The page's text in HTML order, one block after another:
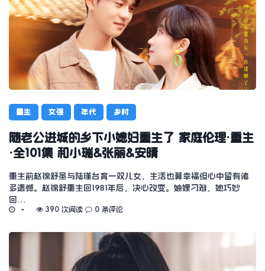
重生 女强 年代 乡村
随老公进城的乡下小媳妇重生了 家庭伦理·重生
·全101集 和小瑞&张丽&安晴
重生前赵锦舒虽与陆瑾台育一双儿女，生活也算幸福但心中留有诸
多遗憾。赵锦舒重生回1981年后，决心改变。妯娌刁难，她巧妙
回…
390 次阅读 0 条评论